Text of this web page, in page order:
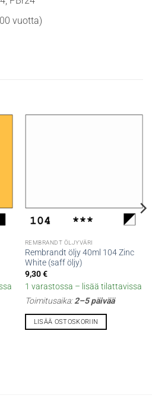
vuotta)
REMBRANDT ÖLJYVÄRI
Rembrandt öljy 40ml 104 Zinc
White (saff öljy)
9,30€
1 varastossa – lisää tilattavissa
Toimitusaika:2–5 päivää
LISÄÄ OSTOSKORIIN